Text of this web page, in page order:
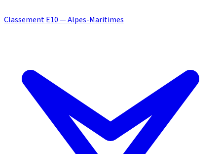
Classement E10 — Alpes-Maritimes